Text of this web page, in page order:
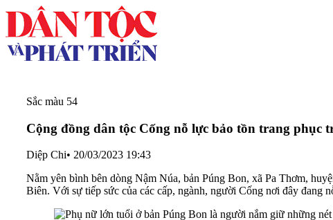
Sắc màu 54
Cộng đồng dân tộc Cống nỗ lực bảo tồn trang phục
Diệp Chi• 20/03/2023 19:43
Nằm yên bình bên dòng Nậm Núa, bản Púng Bon, xã Pa Thơm,
Biên. Với sự tiếp sức của các cấp, ngành, người Cống nơi đây đang